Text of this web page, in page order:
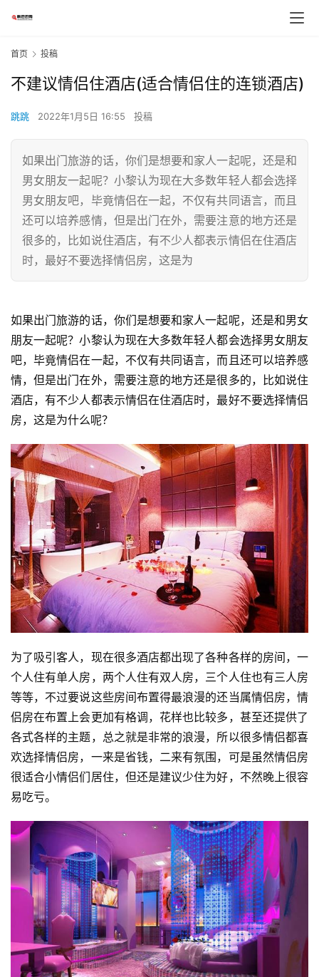
首页 投稿
不建议情侣住酒店(适合情侣住的连锁酒店)
跳跳 2022年1月5日 16:55 投稿
如果出门旅游的话，你们是想要和家人一起呢，还是和
男女朋友一起呢？小黎认为现在大多数年轻人都会选择
男女朋友吧，毕竟情侣在一起，不仅有共同语言，而且
还可以培养感情，但是出门在外，需要注意的地方还是
很多的，比如说住酒店，有不少人都表示情侣在住酒店
时，最好不要选择情侣房，这是为
如果出门旅游的话，你们是想要和家人一起呢，还是和男女
朋友一起呢？小黎认为现在大多数年轻人都会选择男女朋友
吧，毕竟情侣在一起，不仅有共同语言，而且还可以培养感
情，但是出门在外，需要注意的地方还是很多的，比如说住
酒店，有不少人都表示情侣在住酒店时，最好不要选择情侣
房，这是为什么呢？
为了吸引客人，现在很多酒店都出现了各种各样的房间，一
个人住有单人房，两个人住有双人房，三个人住也有三人房
等等，不过要说这些房间布置得最浪漫的还当属情侣房，情
侣房在布置上会更加有格调，花样也比较多，甚至还提供了
各式各样的主题，总之就是非常的浪漫，所以很多情侣都喜
欢选择情侣房，一来是省钱，二来有氛围，可是虽然情侣房
很适合小情侣们居住，但还是建议少住为好，不然晚上很容
易吃亏。